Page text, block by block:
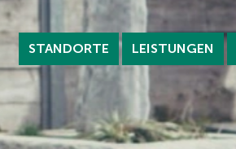
STANDORTE LEISTUNGEN